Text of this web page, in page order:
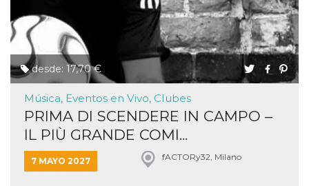
desde: 17,70 €
Música, Eventos en Vivo, Clubes
PRIMA DI SCENDERE IN CAMPO –
IL PIÙ GRANDE COMI...
7 MAYO 2027 fACTORy32, Milano